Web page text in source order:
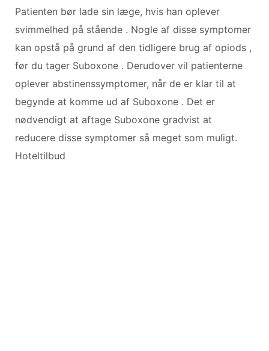
Patienten bør lade sin læge, hvis han oplever
svimmelhed på stående . Nogle af disse symptomer
kan opstå på grund af den tidligere brug af opiods ,
før du tager Suboxone . Derudover vil patienterne
oplever abstinenssymptomer, når de er klar til at
begynde at komme ud af Suboxone . Det er
nødvendigt at aftage Suboxone gradvist at
reducere disse symptomer så meget som muligt.
Hoteltilbud